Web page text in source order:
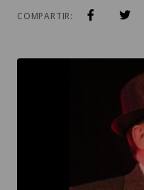
COMPARTIR: